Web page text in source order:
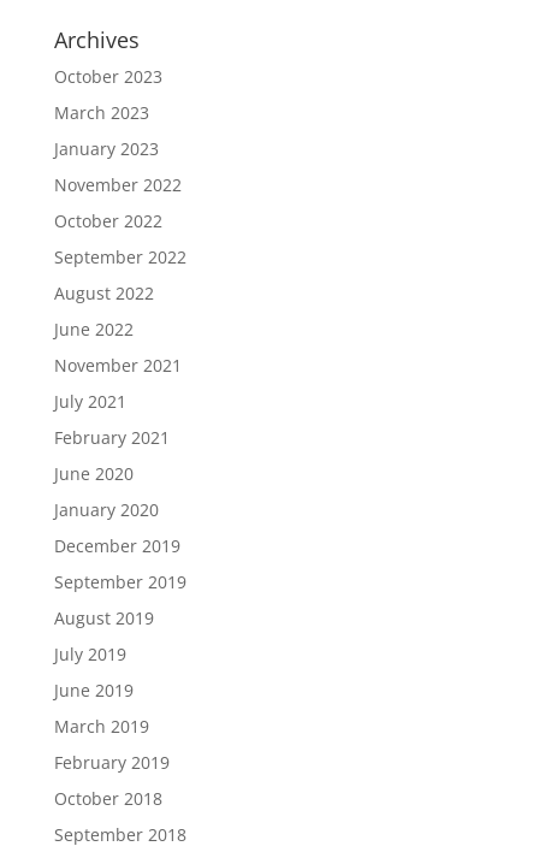
Archives
October 2023
March 2023
January 2023
November 2022
October 2022
September 2022
August 2022
June 2022
November 2021
July 2021
February 2021
June 2020
January 2020
December 2019
September 2019
August 2019
July 2019
June 2019
March 2019
February 2019
October 2018
September 2018